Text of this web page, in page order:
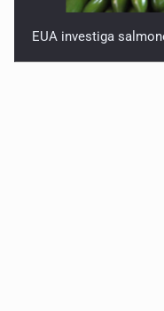
EUA investiga